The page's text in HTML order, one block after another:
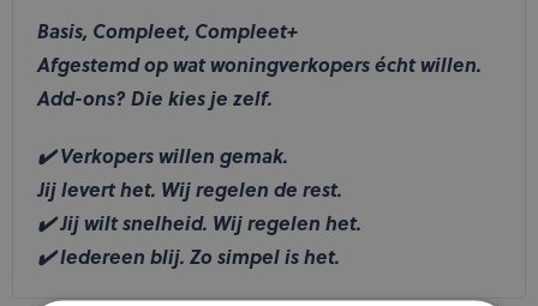
Basis, Compleet, Compleet+
Afgestemd op wat woningverkopers écht willen.
Add-ons? Die kies je zelf.
✔️ Verkopers willen gemak.
Jij levert het. Wij regelen de rest.
✔️ Jij wilt snelheid. Wij regelen het.
✔️ Iedereen blij. Zo simpel is het.